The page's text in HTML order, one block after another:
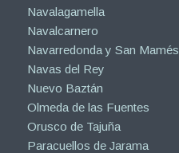
Navalagamella
Navalcarnero
Navarredonda y San Mamés
Navas del Rey
Nuevo Baztán
Olmeda de las Fuentes
Orusco de Tajuña
Paracuellos de Jarama